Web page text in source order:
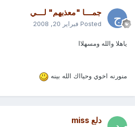
جمـــا "معذبهم" لـــي
Posted فبراير 20, 2008
ياهلا والله ومسهلاا
منورنه اخوي وحيااك الله بينه
دلع miss